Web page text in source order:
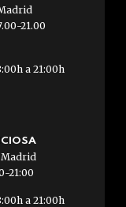
21.00
a 21:00h
Madrid
21:00
a 21:00h